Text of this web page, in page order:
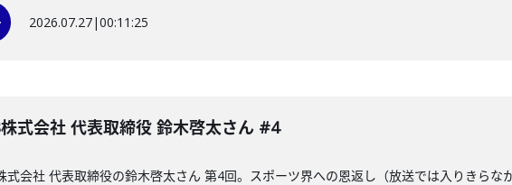
2026.07.27|00:11:25
式会社 代表取締役 鈴木啓太さん #4
式会社 代表取締役の鈴木啓太さん 第4回。スポーツ界への恩返し（放送では入りきらな